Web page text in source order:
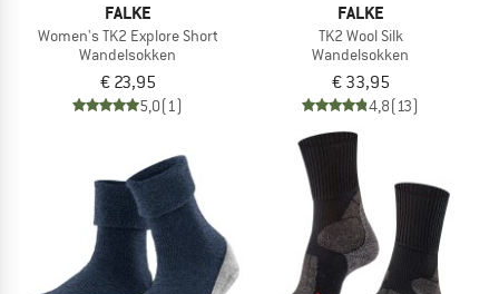
FALKE
Women's TK2 Explore Short
Wandelsokken
€ 23,95
5,0(1)
FALKE
TK2 Wool Silk
Wandelsokken
€ 33,95
4,8(13)